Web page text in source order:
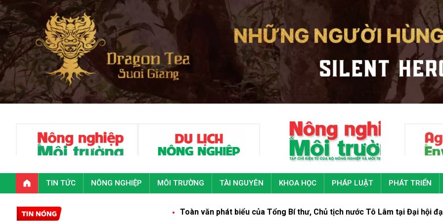
TIN TỨC NÔNG NGHIỆP MÔI TRƯỜNG TÀI NGUYÊN KHOA HỌC PHÁP LUẬT PHÁT TRIỂN
Toàn văn phát biểu của Tổng Bí thư, Chủ tịch nước Tô Lâm tại Đại hội đại biểu toàn